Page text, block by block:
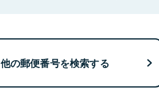
他の郵便番号を検索する